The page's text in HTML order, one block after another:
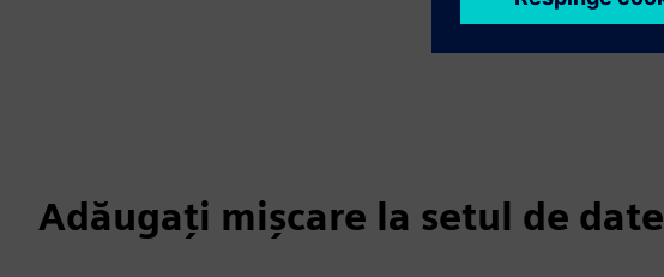
Adăugați mișcare la setul de date